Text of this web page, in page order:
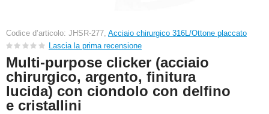
Codice d’articolo: JHSR-277, Acciaio chirurgico 316L/Ottone placcato
Lascia la prima recensione
Multi-purpose clicker (acciaio
chirurgico, argento, finitura
lucida) con ciondolo con delfino
e cristallini